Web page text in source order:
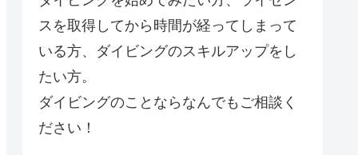
スを取得してから時間が経ってしまって
いる方、ダイビングのスキルアップをし
たい方。
ダイビングのことならなんでもご相談く
ださい！